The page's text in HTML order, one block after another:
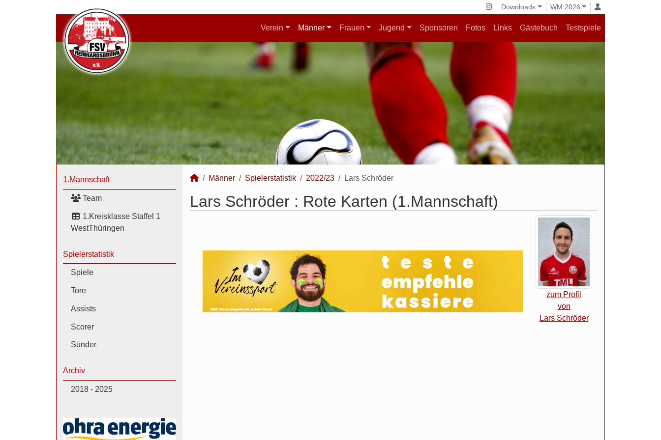
Downloads WM 2026
Verein Männer Frauen Jugend Sponsoren Fotos Links Gästebuch Testspiele
1.Mannschaft
Team
1.Kreisklasse Staffel 1
WestThüringen
Spielerstatistik
Spiele
Tore
Assists
Scorer
Sünder
Archiv
2018 - 2025
Männer Spielerstatistik 2022/23 Lars Schröder
Lars Schröder : Rote Karten (1.Mannschaft)
zum Profil
von
Lars Schröder